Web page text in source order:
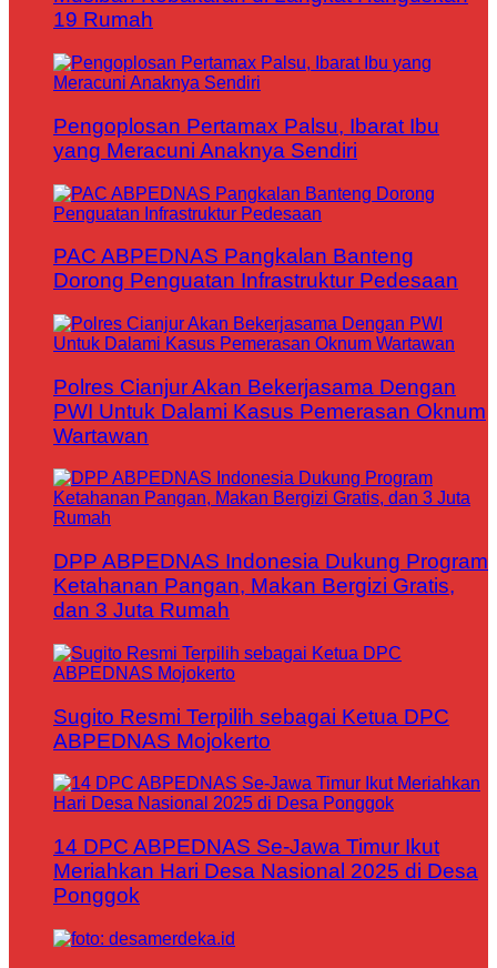
19 Rumah
Pengoplosan Pertamax Palsu, Ibarat Ibu
yang Meracuni Anaknya Sendiri
PAC ABPEDNAS Pangkalan Banteng
Dorong Penguatan Infrastruktur Pedesaan
Polres Cianjur Akan Bekerjasama Dengan
PWI Untuk Dalami Kasus Pemerasan Oknum
Wartawan
DPP ABPEDNAS Indonesia Dukung Program
Ketahanan Pangan, Makan Bergizi Gratis,
dan 3 Juta Rumah
Sugito Resmi Terpilih sebagai Ketua DPC
ABPEDNAS Mojokerto
14 DPC ABPEDNAS Se-Jawa Timur Ikut
Meriahkan Hari Desa Nasional 2025 di Desa
Ponggok